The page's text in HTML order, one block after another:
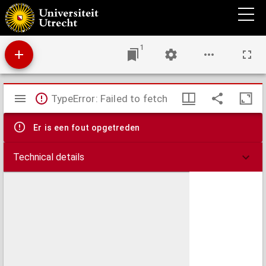
Clariss. theologi D. Ruardi Tappart Enchusani, h[a]ereticæ pravitatis primarii & generalis
inquisitoris, Cancellarii celeberimæ Academiæ Lovaniensis, pridem incolabili suorum
luctu vita functi, Apotheosis
1
Mirador
viewer
TypeError: Failed to fetch
Er is een fout opgetreden
Technical details